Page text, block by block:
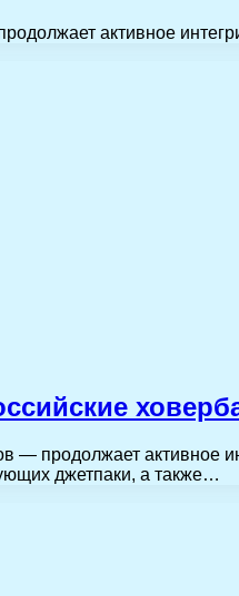
активное
продолжает активное
джетпаки, а также…